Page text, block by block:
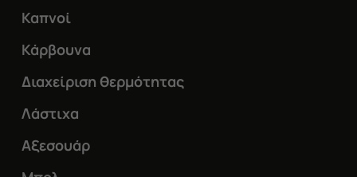
Καπνοί
Κάρβουνα
Διαχείριση θερμότητας
Λάστιχα
Αξεσουάρ